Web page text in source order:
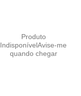
Produto
IndisponívelAvise-me
quando chegar